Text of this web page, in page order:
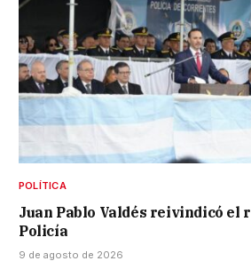
POLÍTICA
Juan Pablo Valdés reivindicó el
Policía
9 de agosto de 2026